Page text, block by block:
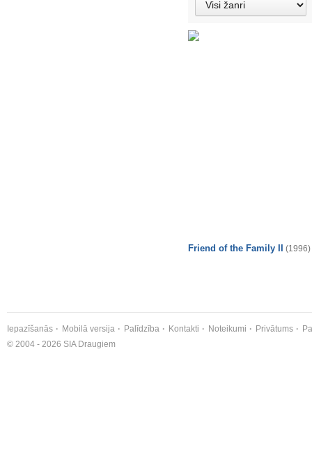
Friend of the Family II (1996)
Iepazīšanās Mobilā versija Palīdzība Kontakti Noteikumi Privātums
© 2004 - 2026 SIA Draugiem